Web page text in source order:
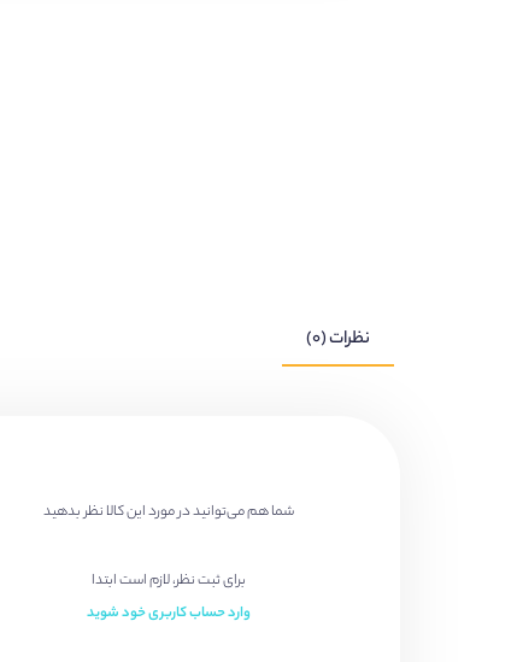
نظرات (۰)
شما هم می‌توانید در مورد این کالا نظر بدهید
برای ثبت نظر، لازم است ابتدا
وارد حساب کاربری خود شوید